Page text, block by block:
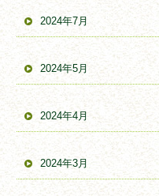
2024年7月
2024年5月
2024年4月
2024年3月